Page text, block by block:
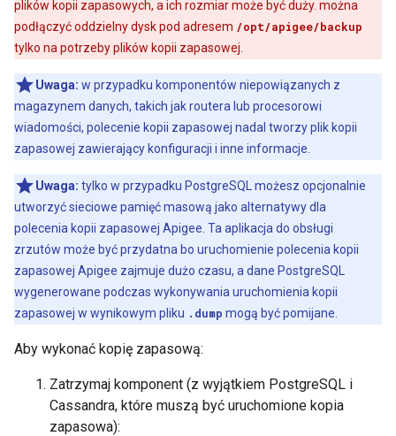
plików kopii zapasowych, a ich rozmiar może być duży. można
podłączyć oddzielny dysk pod adresem /opt/apigee/backup
tylko na potrzeby plików kopii zapasowej.
Uwaga: w przypadku komponentów niepowiązanych z
magazynem danych, takich jak routera lub procesorowi
wiadomości, polecenie kopii zapasowej nadal tworzy plik kopii
zapasowej zawierający konfiguracji i inne informacje.
Uwaga: tylko w przypadku PostgreSQL możesz opcjonalnie
utworzyć sieciowe pamięć masową jako alternatywy dla
polecenia kopii zapasowej Apigee. Ta aplikacja do obsługi
zrzutów może być przydatna bo uruchomienie polecenia kopii
zapasowej Apigee zajmuje dużo czasu, a dane PostgreSQL
wygenerowane podczas wykonywania uruchomienia kopii
zapasowej w wynikowym pliku .dump mogą być pomijane.
Aby wykonać kopię zapasową:
Zatrzymaj komponent (z wyjątkiem PostgreSQL i
Cassandra, które muszą być uruchomione kopia
zapasowa):